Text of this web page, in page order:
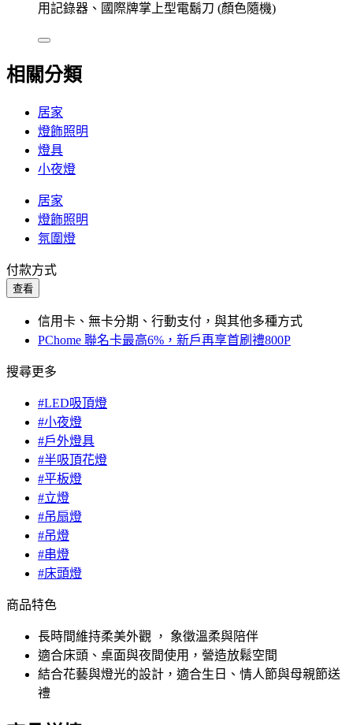
用記錄器、國際牌掌上型電鬍刀 (顏色隨機)
相關分類
居家
燈飾照明
燈具
小夜燈
居家
燈飾照明
氛圍燈
付款方式
查看
信用卡、無卡分期、行動支付，與其他多種方式
PChome 聯名卡最高6%，新戶再享首刷禮800P
搜尋更多
#LED吸頂燈
#小夜燈
#戶外燈具
#半吸頂花燈
#平板燈
#立燈
#吊扇燈
#吊燈
#串燈
#床頭燈
商品特色
長時間維持柔美外觀 ， 象徵溫柔與陪伴
適合床頭、桌面與夜間使用，營造放鬆空間
結合花藝與燈光的設計，適合生日、情人節與母親節送
禮